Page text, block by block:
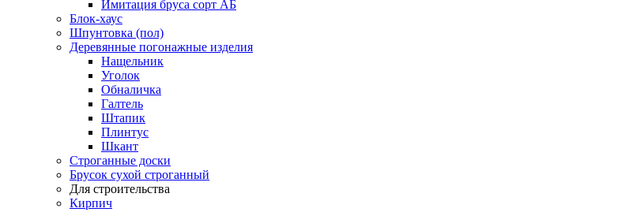
Имитация бруса сорт АБ
Блок-хаус
Шпунтовка (пол)
Деревянные погонажные изделия
Нащельник
Уголок
Обналичка
Галтель
Штапик
Плинтус
Шкант
Строганные доски
Брусок сухой строганный
Для строительства
Кирпич